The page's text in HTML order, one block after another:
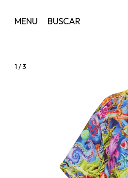
MENU BUSCAR
1 /3